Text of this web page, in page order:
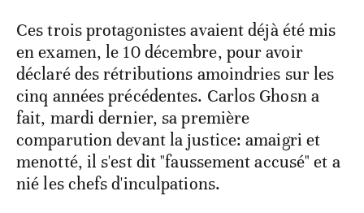
Ces trois protagonistes avaient déjà été mis
en examen, le 10 décembre, pour avoir
déclaré des rétributions amoindries sur les
cinq années précédentes. Carlos Ghosn a
fait, mardi dernier, sa première
comparution devant la justice: amaigri et
menotté, il s'est dit "faussement accusé" et a
nié les chefs d'inculpations.